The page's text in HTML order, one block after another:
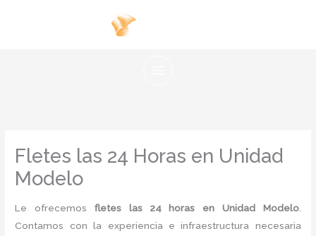
Fletes las 24 Horas en Unidad
Modelo
Le ofrecemos fletes las 24 horas en Unidad Modelo.
Contamos con la experiencia e infraestructura necesaria